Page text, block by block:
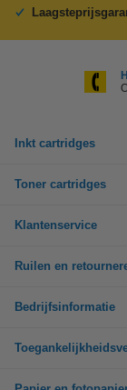
Inkt cartridges
Toner cartridges
Klantenservice
Ruilen en
Bedrijfsinformatie